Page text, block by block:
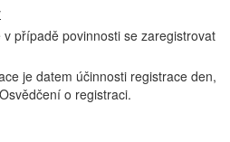
případě povinnosti se zaregistrovat
je datem účinnosti registrace den,
o registraci.